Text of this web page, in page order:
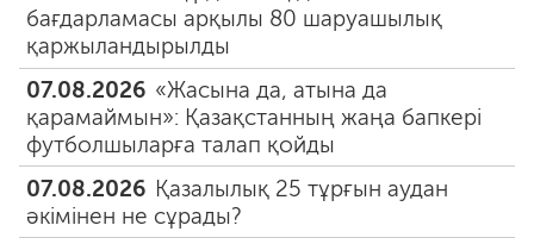
бағдарламасы арқылы 80 шаруашылық
қаржыландырылды
07.08.2026 «Жасына да, атына да
қарамаймын»: Қазақстанның жаңа бапкері
футболшыларға талап қойды
07.08.2026 Қазалылық 25 тұрғын аудан
әкімінен не сұрады?